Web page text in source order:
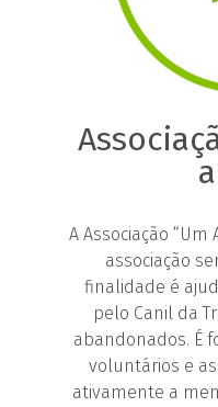
A Associação “Um
associação
finalidade é
pelo Canil da
abandonados. É
voluntários e
ativamente a